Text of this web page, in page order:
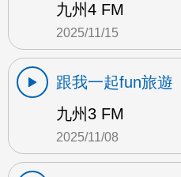
九州4 FM
2025/11/15
跟我一起fun旅遊
九州3 FM
2025/11/08